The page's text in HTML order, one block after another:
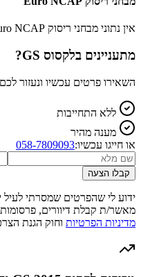
אין נתוני מבחני ריסוק Euro NCAP לדגם זה
מתעניינים בלקסוס GS ?
השאירו פרטים עכשיו ונעזור
ללא התחייבות
מענה מהיר
או חייגו עכשיו:058-7809093
קבלו הצעה
ידוע לי שהפרטים שמסרתי לעיל
מאשר/ת קבלת דיוורים,
מדיניות הפרטיות וחוק הגנת